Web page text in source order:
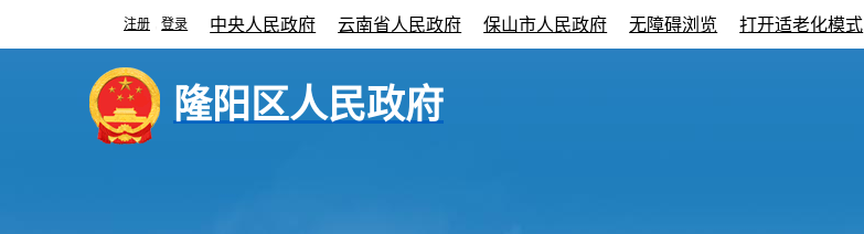
注册 登录 中央人民政府 云南省人民政府 保山市人民政府 无障碍浏览 打开适老化模式
隆阳区人民政府